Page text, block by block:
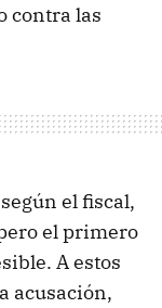
contra las
el fiscal,
el primero
A estos
acusación,